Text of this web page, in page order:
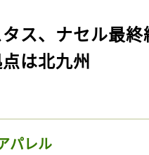
タス、ナセル最
は北九州
パレル